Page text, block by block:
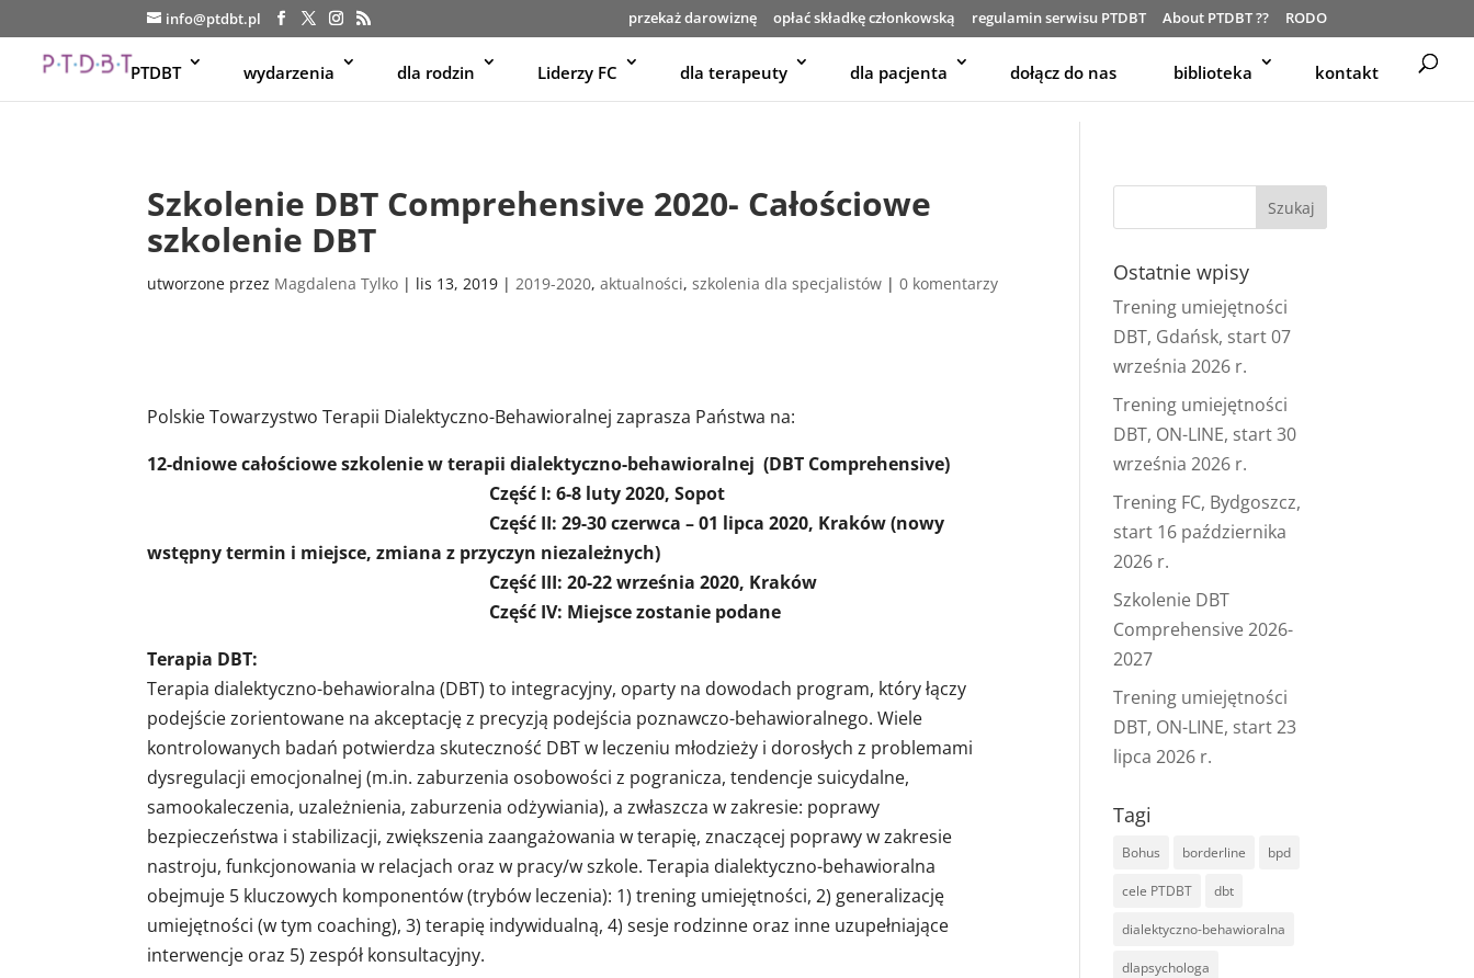
info@ptdbt.pl przekaż darowiznę opłać składkę członkowską regulamin serwisu PTDBT About PTDBT ?? RODO
PTDBT wydarzenia dla rodzin Liderzy FC dla terapeuty dla pacjenta dołącz do nas biblioteka kontakt
Szkolenie DBT Comprehensive 2020- Całościowe
szkolenie DBT
utworzone przez Magdalena Tylko | lis 13, 2019 |2019-2020,aktualności,szkolenia dla specjalistów |0 komentarzy
Polskie Towarzystwo Terapii Dialektyczno-Behawioralnej zaprasza Państwa na:
12-dniowe całościowe szkolenie w terapii dialektyczno-behawioralnej (DBT Comprehensive)
Część I: 6-8 luty 2020, Sopot
Część II: 29-30 czerwca – 01 lipca 2020, Kraków (nowy
wstępny termin i miejsce, zmiana z przyczyn niezależnych)
Część III: 20-22 września 2020, Kraków
Część IV: Miejsce zostanie podane
Terapia DBT:
Terapia dialektyczno-behawioralna (DBT) to integracyjny, oparty na dowodach program, który łączy
podejście zorientowane na akceptację z precyzją podejścia poznawczo-behawioralnego. Wiele
kontrolowanych badań potwierdza skuteczność DBT w leczeniu młodzieży i dorosłych z problemami
dysregulacji emocjonalnej (m.in. zaburzenia osobowości z pogranicza, tendencje suicydalne,
samookaleczenia, uzależnienia, zaburzenia odżywiania), a zwłaszcza w zakresie: poprawy
bezpieczeństwa i stabilizacji, zwiększenia zaangażowania w terapię, znaczącej poprawy w zakresie
nastroju, funkcjonowania w relacjach oraz w pracy/w szkole. Terapia dialektyczno-behawioralna
obejmuje 5 kluczowych komponentów (trybów leczenia): 1) trening umiejętności, 2) generalizację
umiejętności (w tym coaching), 3) terapię indywidualną, 4) sesje rodzinne oraz inne uzupełniające
interwencje oraz 5) zespół konsultacyjny.
Ostatnie wpisy
Trening umiejętności
DBT, Gdańsk, start 07
września 2026 r.
Trening umiejętności
DBT, ON-LINE, start 30
września 2026 r.
Trening FC, Bydgoszcz,
start 16 października
2026 r.
Szkolenie DBT
Comprehensive 2026-
2027
Trening umiejętności
DBT, ON-LINE, start 23
lipca 2026 r.
Tagi
Bohus borderline bpd
cele PTDBT dbt
dialektyczno-behawioralna
dlapsychologa